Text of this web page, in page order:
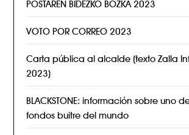
POSTAREN BIDEZKO BOZKA 2023
VOTO POR CORREO 2023
Carta pública al alcalde (texto Zalla
2023)
BLACKSTONE: información sobre uno
fondos buitre del mundo